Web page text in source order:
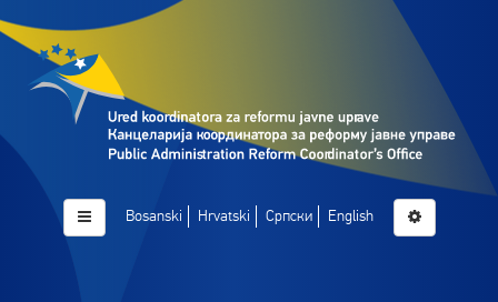
Bosanski Hrvatski Српски English